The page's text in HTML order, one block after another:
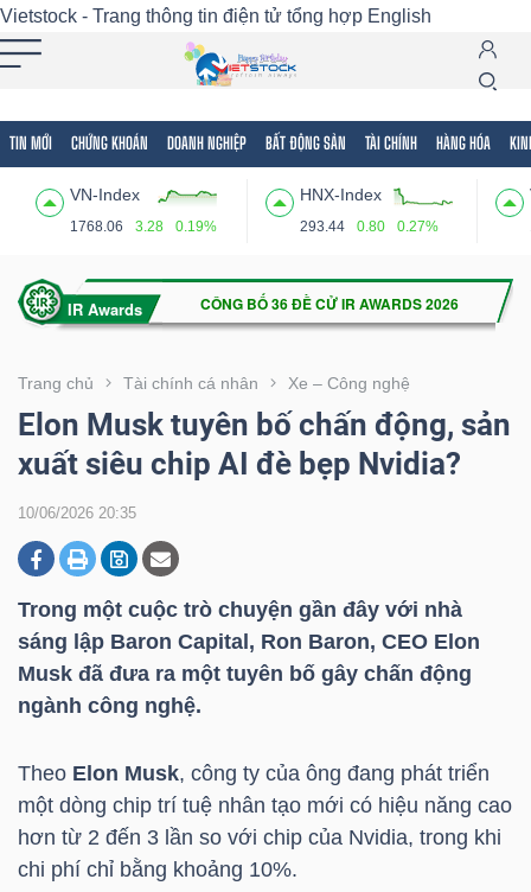
Vietstock - Trang thông tin điện tử tổng hợp English
TIN MỚI CHỨNG KHOÁN DOANH NGHIỆP BẤT ĐỘNG SẢN TÀI CHÍNH HÀNG HÓA
VN-Index
1768.06 3.28 0.19%
HNX-Index
293.44 0.80 0.27%
Trang chủ Tài chính cá nhân Xe – Công nghệ
Elon Musk tuyên bố chấn động, sản
xuất siêu chip AI đè bẹp Nvidia?
10/06/2026 20:35
Trong một cuộc trò chuyện gần đây với nhà
sáng lập Baron Capital, Ron Baron, CEO Elon
Musk đã đưa ra một tuyên bố gây chấn động
ngành công nghệ.
Theo Elon Musk, công ty của ông đang phát triển
một dòng chip trí tuệ nhân tạo mới có hiệu năng cao
hơn từ 2 đến 3 lần so với chip của Nvidia, trong khi
chi phí chỉ bằng khoảng 10%.
Tất cả Tính năng Ngành Mã chứng khoán
Tính
(-)
VIETSTOCK
CHỨNG
DOANH
NGHIỆP